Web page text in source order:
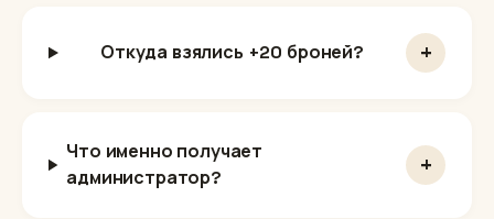
Откуда взялись +20 броней? +
Что именно получает
администратор?
+